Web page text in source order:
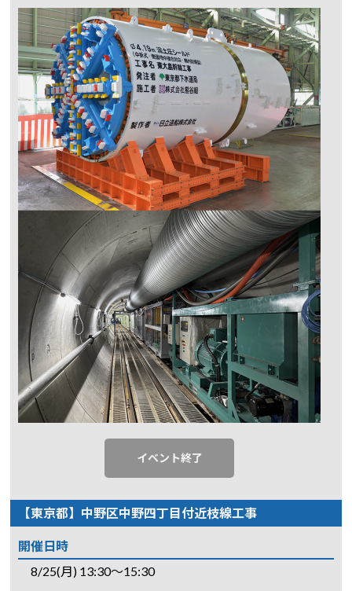
イベント終了
【東京都】中野区中野四丁目付近枝線工事
開催日時
8/25(月) 13:30～15:30